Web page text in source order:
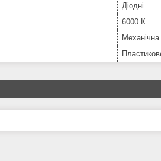
Діодні
6000 К
Механічна